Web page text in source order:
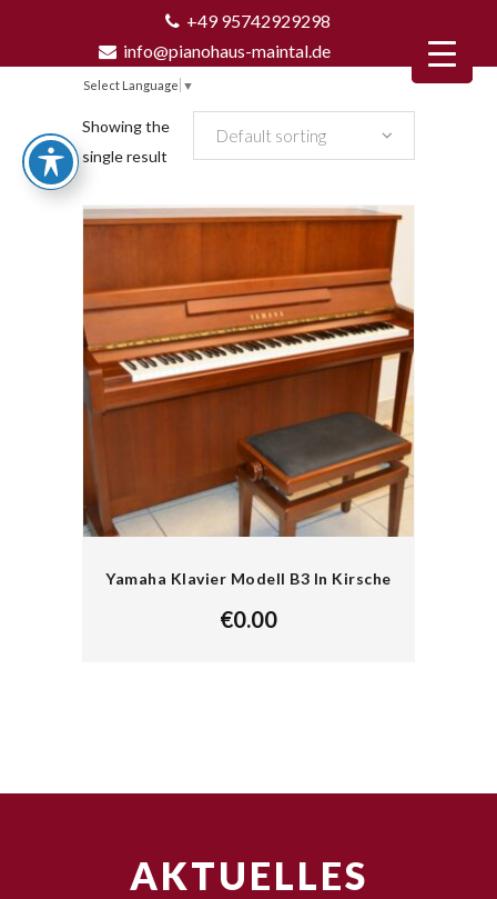
+49 95742929298
info@pianohaus-maintal.de
Select Language ▼
Showing the
single result
Default sorting
Yamaha Klavier Modell B3 In Kirsche
€0.00
AKTUELLES